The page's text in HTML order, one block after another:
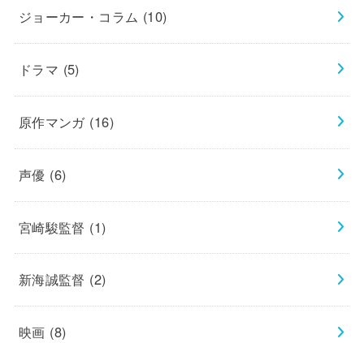
ジョーカー・コラム (10)
ドラマ (5)
原作マンガ (16)
声優 (6)
宮崎駿監督 (1)
新海誠監督 (2)
映画 (8)